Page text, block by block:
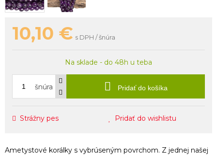
10,10 € s DPH / šnúra
Na sklade - do 48h u teba
šnúra Pridať do košíka
Strážny pes Pridať do wishlistu
Ametystové korálky s vybrúseným povrchom. Z jednej našej